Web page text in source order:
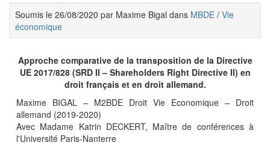
Soumis le 26/08/2020 par Maxime Bigal dans MBDE / Vie
économique
Approche comparative de la transposition de la Directive
UE 2017/828 (SRD II – Shareholders Right Directive II) en
droit français et en droit allemand.
Maxime BIGAL – M2BDE Droit Vie Economique – Droit
allemand (2019-2020)
Avec Madame Katrin DECKERT, Maître de conférences à
l'Université Paris-Nanterre